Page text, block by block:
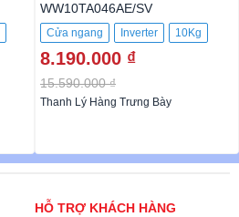
WW10TA046AE/SV
Cửa ngang Inverter 10Kg
8.190.000 ₫
15.590.000 ₫
Thanh Lý Hàng Trưng Bày
HỖ TRỢ KHÁCH HÀNG